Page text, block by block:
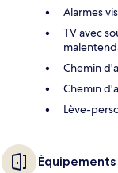
Alarmes
TV avec
Chemin
Chemin
Lève-